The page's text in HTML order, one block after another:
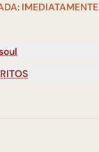
IMEDIATAMENTE